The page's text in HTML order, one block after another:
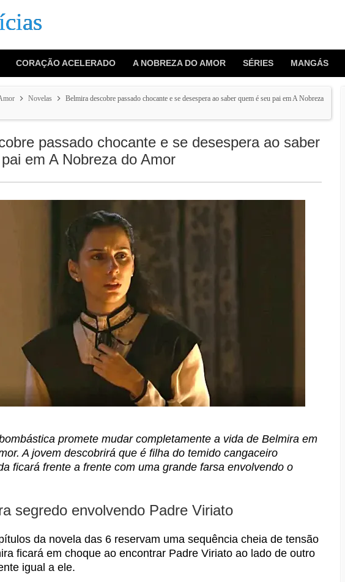
CORAÇÃO ACELERADO A NOBREZA DO AMOR SÉRIES MANGÁS
Novelas
Belmira descobre passado chocante e se desespera ao saber quem é seu pai em A Nobreza
passado chocante e se desespera ao saber
em A Nobreza do Amor
promete mudar completamente a vida de Belmira em
A jovem descobrirá que é filha do temido cangaceiro
ficará frente a frente com uma grande farsa envolvendo o
segredo envolvendo Padre Viriato
da novela das 6 reservam uma sequência cheia de tensão
ficará em choque ao encontrar Padre Viriato ao lado de outro
igual a ele.